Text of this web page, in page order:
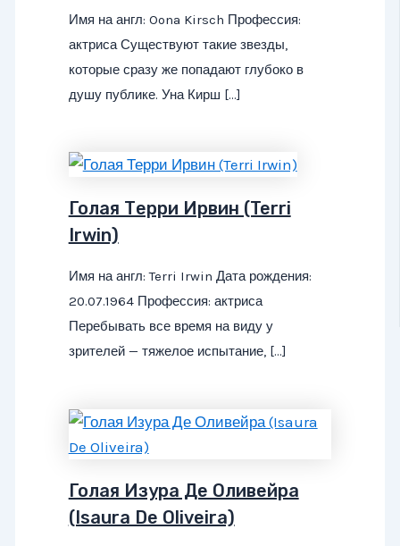
Имя на англ: Oona Kirsch Профессия:
актриса Существуют такие звезды,
которые сразу же попадают глубоко в
душу публике. Уна Кирш […]
Голая Терри Ирвин (Terri
Irwin)
Имя на англ: Terri Irwin Дата рождения:
20.07.1964 Профессия: актриса
Перебывать все время на виду у
зрителей — тяжелое испытание, […]
Голая Изура Де Оливейра
(Isaura De Oliveira)